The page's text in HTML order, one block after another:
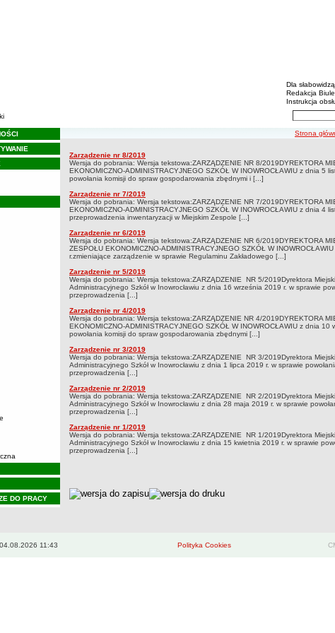
Menu
Dla
Redakcja
Instrukcja
Wyszukiwarka
DO PRACY
ścieżka
Strona
Zarządzenia 2019
Zarządzenia 2019
Zarządzenie nr 8/2019
Wersja do pobrania: Wersja tekstowa:ZARZĄDZENIE NR 8/2019DYREKTORA
EKONOMICZNO-ADMINISTRACYJNEGO SZKÓŁ W INOWROCŁAWIU z dnia 5
powołania komisji do spraw gospodarowania zbędnymi i [...]
Zarządzenie nr 7/2019
Wersja do pobrania: Wersja tekstowa:ZARZĄDZENIE NR 7/2019DYREKTORA
EKONOMICZNO-ADMINISTRACYJNEGO SZKÓŁ W INOWROCŁAWIU z dnia 4
przeprowadzenia inwentaryzacji w Miejskim Zespole [...]
Zarządzenie nr 6/2019
Wersja do pobrania: Wersja tekstowa:ZARZĄDZENIE NR 6/2019DYREKTORA
ZESPOŁU EKONOMICZNO-ADMINISTRACYJNEGO SZKÓŁ W
r.zmieniające zarządzenie w sprawie Regulaminu Zakładowego [...]
Zarządzenie nr 5/2019
Wersja do pobrania: Wersja tekstowa:ZARZĄDZENIE NR 5/2019Dyrektora
Administracyjnego Szkół w Inowrocławiu z dnia 16 września 2019 r. w sprawie
przeprowadzenia [...]
Zarządzenie nr 4/2019
Wersja do pobrania: Wersja tekstowa:ZARZĄDZENIE NR 4/2019DYREKTORA
EKONOMICZNO-ADMINISTRACYJNEGO SZKÓŁ W INOWROCŁAWIU z dnia 10
powołania komisji do spraw gospodarowania zbędnymi [...]
Zarządzenie nr 3/2019
Wersja do pobrania: Wersja tekstowa:ZARZĄDZENIE NR 3/2019Dyrektora
Administracyjnego Szkół w Inowrocławiu z dnia 1 lipca 2019 r. w sprawie
przeprowadzenia [...]
Zarządzenie nr 2/2019
Wersja do pobrania: Wersja tekstowa:ZARZĄDZENIE NR 2/2019Dyrektora
Administracyjnego Szkół w Inowrocławiu z dnia 28 maja 2019 r. w sprawie
przeprowadzenia [...]
Zarządzenie nr 1/2019
Wersja do pobrania: Wersja tekstowa:ZARZĄDZENIE NR 1/2019Dyrektora
Administracyjnego Szkół w Inowrocławiu z dnia 15 kwietnia 2019 r. w sprawie
przeprowadzenia [...]
metryczka
04.08.2026 11:43 Polityka Cookies